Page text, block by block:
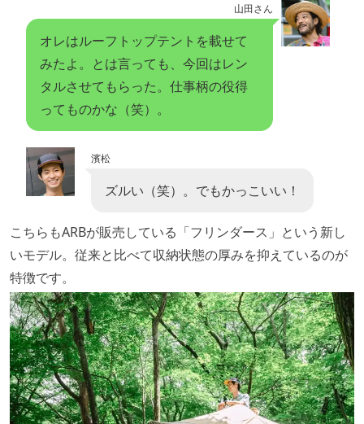
山田さん
オレはルーフトップテントを載せて
みたよ。とは言っても、今回はレン
タルさせてもらった。仕事柄の役得
ってものかな（笑）。
濱松
ズルい（笑）。でもかっこいい！
こちらもARBが販売している「フリンダース」という新し
いモデル。従来と比べて収納状態の厚みを抑えているのが
特徴です。